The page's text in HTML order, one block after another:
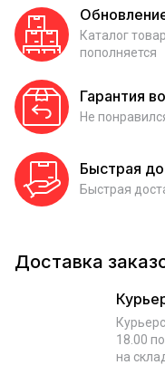
Каталог
пополняется
Гарантия
Не
Быстрая
Быстрая
Доставка
18.00
на